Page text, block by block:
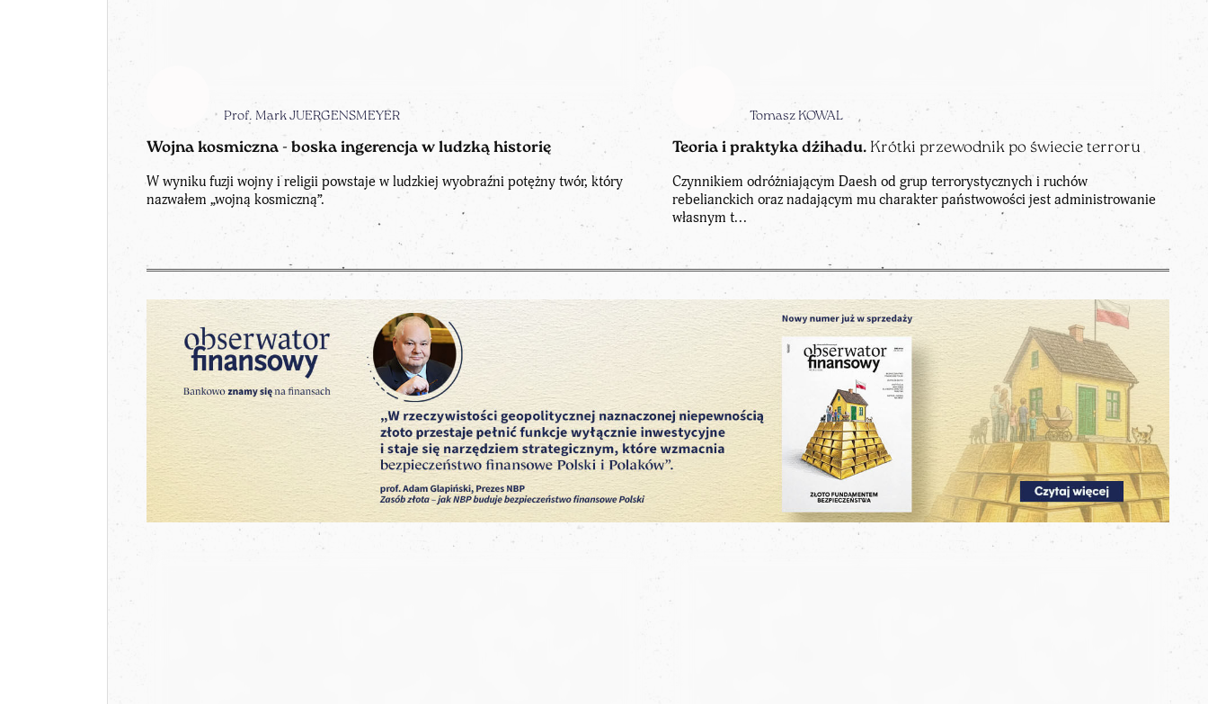
Prof. Mark JUERGENSMEYER
Wojna kosmiczna - boska ingerencja w ludzką historię
W wyniku fuzji wojny i religii powstaje w ludzkiej wyobraźni potężny twór, który
nazwałem „wojną kosmiczną”.
Tomasz KOWAL
Teoria i praktyka dżihadu. Krótki przewodnik po świecie terroru
Czynnikiem odróżniającym Daesh od grup terrorystycznych i ruchów
rebelianckich oraz nadającym mu charakter państwowości jest administrowanie
własnym t...